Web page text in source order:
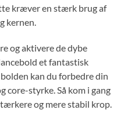
kræver en stærk brug af
kernen.
og aktivere de dybe
et fantastisk
kan du forbedre din
core-styrke. Så kom i gang
og mere stabil krop.